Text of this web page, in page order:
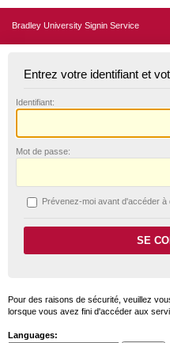
Bradley University Signin Service
Entrez votre identifiant et
Identifiant:
Mot de passe:
Prévenez-moi avant d'accéder à
Pour des raisons de sécurité, veuillez
lorsque vous avez fini d'accéder aux
Languages: